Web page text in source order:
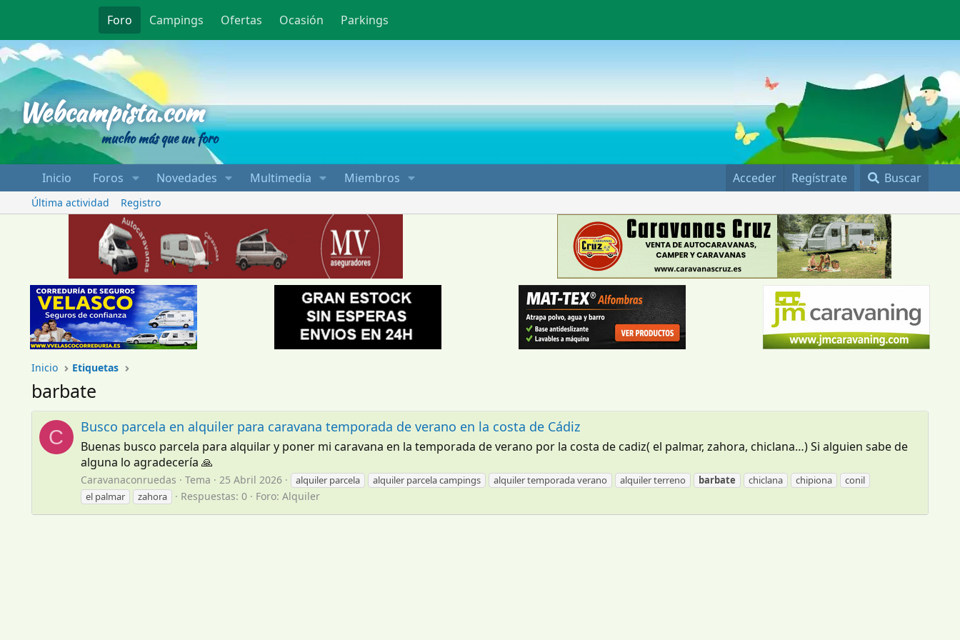
Foro Campings Ofertas Ocasión Parkings
Webcampista.com
mucho más que un foro
Inicio Foros Novedades Multimedia Miembros Acceder Regístrate Buscar
Última actividad Registro
Inicio Etiquetas
barbate
C Busco parcela en alquiler para caravana temporada de verano en la costa de Cádiz
Buenas busco parcela para alquilar y poner mi caravana en la temporada de verano por la costa de cadiz( el palmar, zahora, chiclana…) Si alguien sabe de
alguna lo agradecería 🙏
Caravanaconruedas Tema 25 Abril 2026 alquiler parcela alquiler parcela campings alquiler temporada verano alquiler terreno barbate chiclana chipiona
conil
el palmar
zahora Respuestas: 0 Foro: Alquiler